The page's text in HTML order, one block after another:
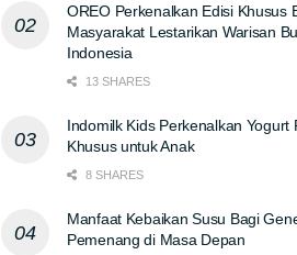
OREO Perkenalkan Edisi Khusus
Masyarakat Lestarikan Warisan
Indonesia
13 SHARES
Indomilk Kids Perkenalkan Yogurt
Khusus untuk Anak
8 SHARES
Manfaat Kebaikan Susu Bagi
Pemenang di Masa Depan